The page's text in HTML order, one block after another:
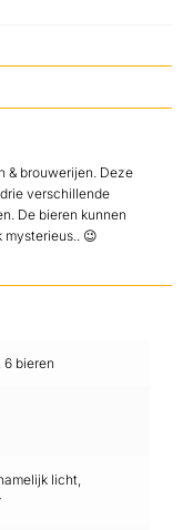
& brouwerijen. Deze
verschillende
De bieren kunnen
😉
6 bieren
licht,